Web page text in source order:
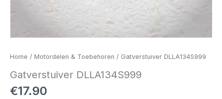
Home / Motordelen & Toebehoren / Gatverstuiver DLLA134S999
Gatverstuiver DLLA134S999
€17.90